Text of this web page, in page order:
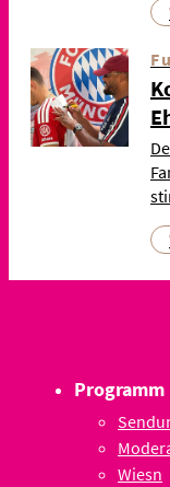
Programm
Wiesn